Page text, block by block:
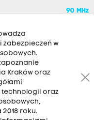
90 MHz
22, 30-007
zabezpieczeń w
Kraków oraz
technologii oraz
roku.